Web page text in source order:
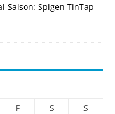
Saison: Spigen TinTap
F S
S